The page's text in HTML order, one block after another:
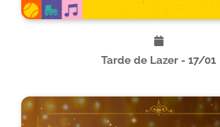
Tarde de Lazer - 17/01